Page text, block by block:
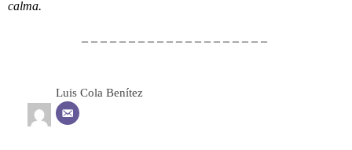
calma.
– – – – – – – – – – – – – – – – – – – –
Luis Cola Benítez